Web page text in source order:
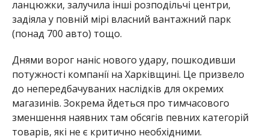
Особливо наголошуємо, щойдеться саме про
поодинокі випадки і окремо взяті магазини в
зазнають ворожих обстрілів.